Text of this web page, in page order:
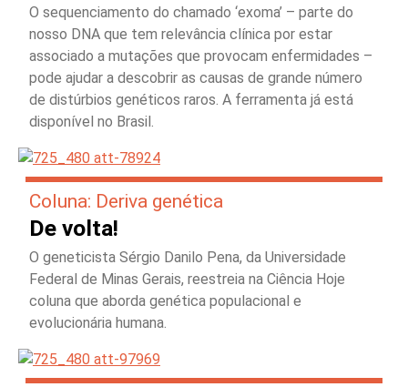
O sequenciamento do chamado ‘exoma’ – parte do
nosso DNA que tem relevância clínica por estar
associado a mutações que provocam enfermidades –
pode ajudar a descobrir as causas de grande número
de distúrbios genéticos raros. A ferramenta já está
disponível no Brasil.
Coluna: Deriva genética
De volta!
O geneticista Sérgio Danilo Pena, da Universidade
Federal de Minas Gerais, reestreia na Ciência Hoje
coluna que aborda genética populacional e
evolucionária humana.